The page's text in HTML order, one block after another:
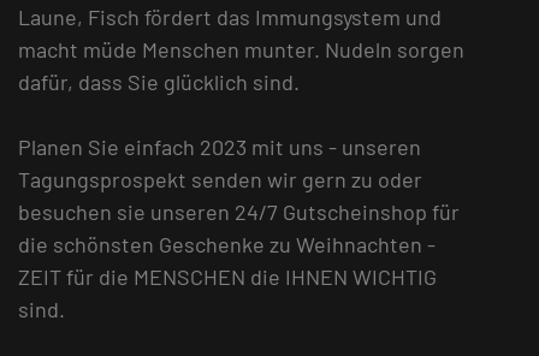
Laune, Fisch fördert das Immungsystem und
macht müde Menschen munter. Nudeln sorgen
dafür, dass Sie glücklich sind.
Planen Sie einfach 2023 mit uns - unseren
Tagungsprospekt senden wir gern zu oder
besuchen sie unseren 24/7 Gutscheinshop für
die schönsten Geschenke zu Weihnachten -
ZEIT für die MENSCHEN die IHNEN WICHTIG
sind.